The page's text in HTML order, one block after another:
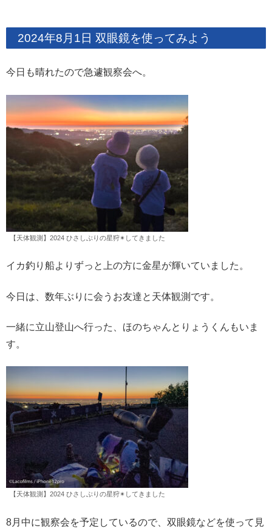
2024年8月1日 双眼鏡を使ってみよう
今日も晴れたので急遽観察会へ。
【天体観測】2024 ひさしぶりの星狩✴︎してきました
イカ釣り船よりずっと上の方に金星が輝いていました。
今日は、数年ぶりに会うお友達と天体観測です。
一緒に立山登山へ行った、ほのちゃんとりょうくんもいま
す。
【天体観測】2024 ひさしぶりの星狩✴︎してきました
8月中に観察会を予定しているので、双眼鏡などを使って見